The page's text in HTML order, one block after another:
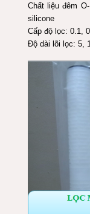
Chất liệu đêm
silicone
Cấp độ lọc: 0.1,
Độ dài lõi lọc: 5,